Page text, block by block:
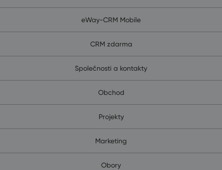
eWay-CRM Mobile
CRM zdarma
Společnosti a kontakty
Obchod
Projekty
Marketing
Obory